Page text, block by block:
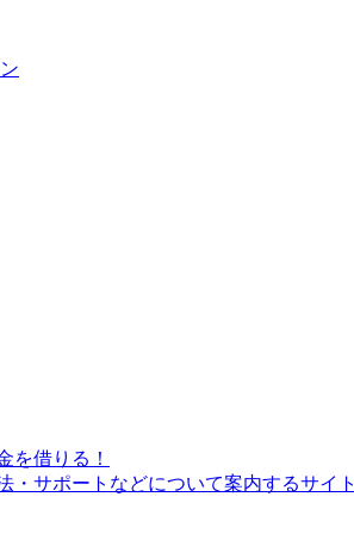
を借りる！
・サポートなどについて案内するサイト